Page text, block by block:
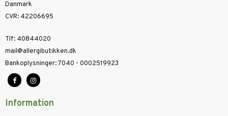
Danmark
CVR: 42206695
Tlf: 40844020
mail@allergibutikken.dk
Bankoplysninger:7040 - 0002519923
Information